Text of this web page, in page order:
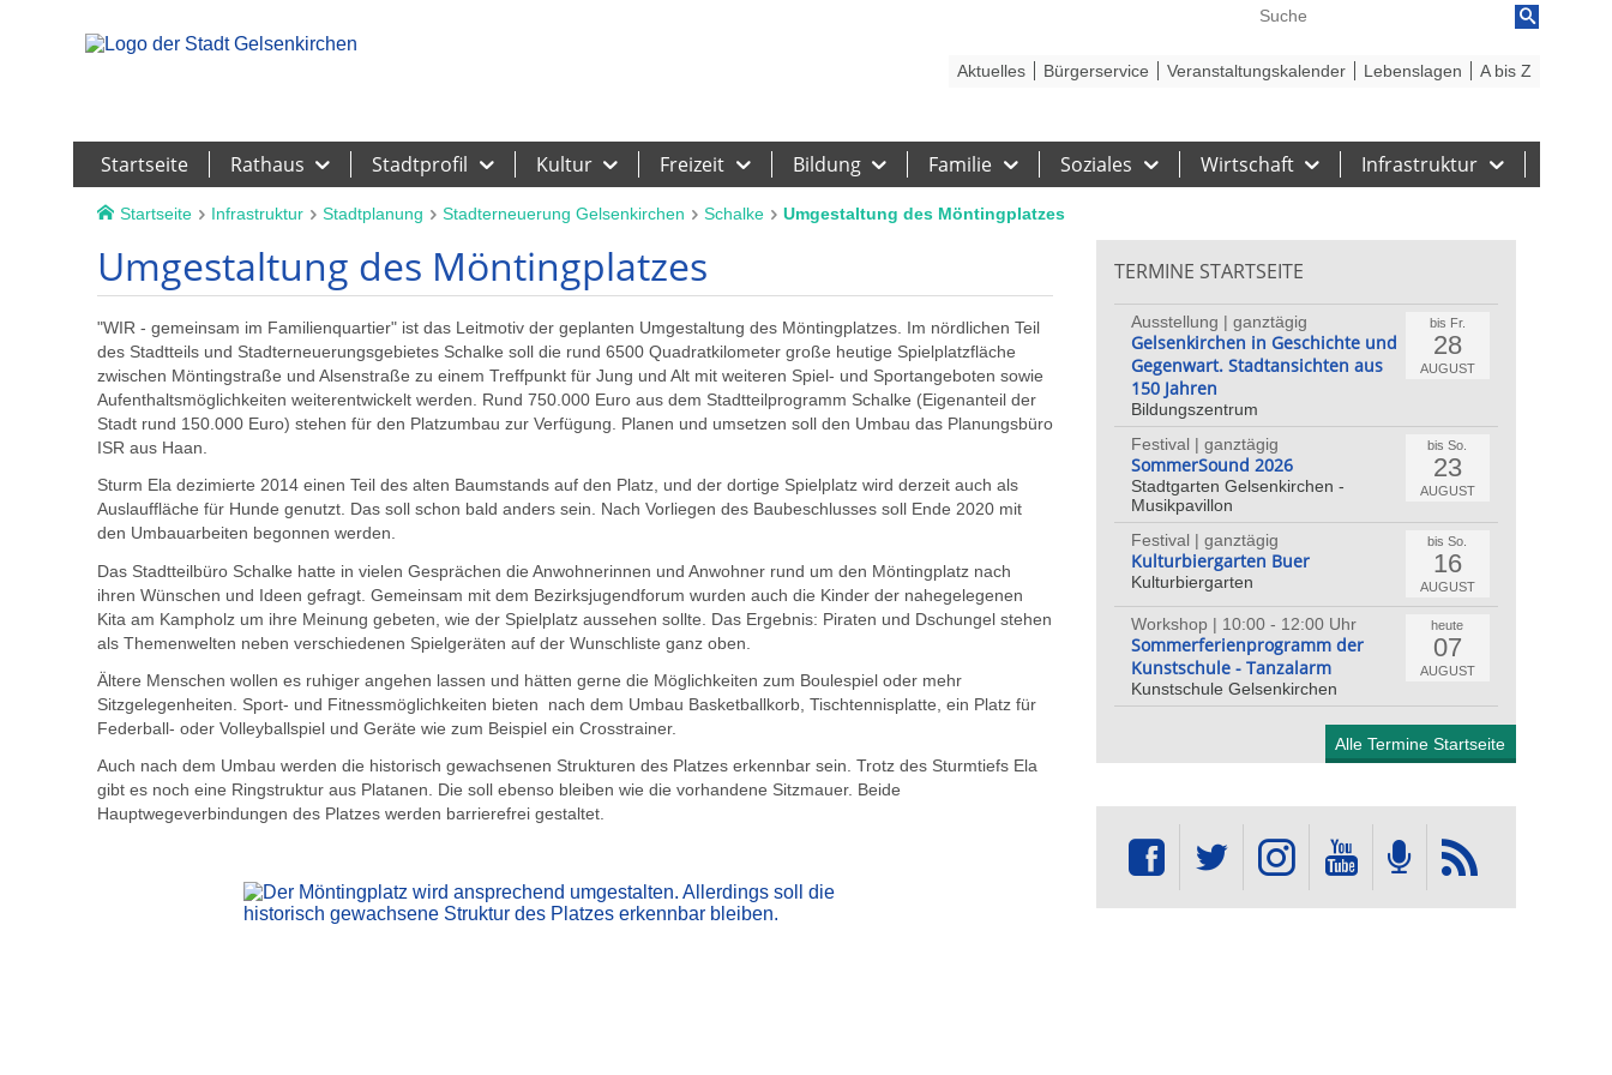
Startseite Rathaus Stadtprofil Kultur Freizeit Bildung Familie Soziales Wirtschaft Infrastruktur
Aktuelles Bürgerservice Veranstaltungskalender Lebenslagen A bis Z
Startseite Infrastruktur Stadtplanung Stadterneuerung Gelsenkirchen Schalke Umgestaltung des Möntingplatzes
Umgestaltung des Möntingplatzes
"WIR - gemeinsam im Familienquartier" ist das Leitmotiv der geplanten Umgestaltung des Möntingplatzes. Im nördlichen Teil
des Stadtteils und Stadterneuerungsgebietes Schalke soll die rund 6500 Quadratkilometer große heutige Spielplatzfläche
zwischen Möntingstraße und Alsenstraße zu einem Treffpunkt für Jung und Alt mit weiteren Spiel- und Sportangeboten sowie
Aufenthaltsmöglichkeiten weiterentwickelt werden. Rund 750.000 Euro aus dem Stadtteilprogramm Schalke (Eigenanteil der
Stadt rund 150.000 Euro) stehen für den Platzumbau zur Verfügung. Planen und umsetzen soll den Umbau das Planungsbüro
ISR aus Haan.
Sturm Ela dezimierte 2014 einen Teil des alten Baumstands auf den Platz, und der dortige Spielplatz wird derzeit auch als
Auslauffläche für Hunde genutzt. Das soll schon bald anders sein. Nach Vorliegen des Baubeschlusses soll Ende 2020 mit
den Umbauarbeiten begonnen werden.
Das Stadtteilbüro Schalke hatte in vielen Gesprächen die Anwohnerinnen und Anwohner rund um den Möntingplatz nach
ihren Wünschen und Ideen gefragt. Gemeinsam mit dem Bezirksjugendforum wurden auch die Kinder der nahegelegenen
Kita am Kampholz um ihre Meinung gebeten, wie der Spielplatz aussehen sollte. Das Ergebnis: Piraten und Dschungel stehen
als Themenwelten neben verschiedenen Spielgeräten auf der Wunschliste ganz oben.
Ältere Menschen wollen es ruhiger angehen lassen und hätten gerne die Möglichkeiten zum Boulespiel oder mehr
Sitzgelegenheiten. Sport- und Fitnessmöglichkeiten bieten nach dem Umbau Basketballkorb, Tischtennisplatte, ein Platz für
Federball- oder Volleyballspiel und Geräte wie zum Beispiel ein Crosstrainer.
Auch nach dem Umbau werden die historisch gewachsenen Strukturen des Platzes erkennbar sein. Trotz des Sturmtiefs Ela
gibt es noch eine Ringstruktur aus Platanen. Die soll ebenso bleiben wie die vorhandene Sitzmauer. Beide
Hauptwegeverbindungen des Platzes werden barrierefrei gestaltet.
TERMINE STARTSEITE
bis Fr.
28
AUGUST
Ausstellung | ganztägig
Gelsenkirchen in Geschichte und
Gegenwart. Stadtansichten aus
150 Jahren
Bildungszentrum
bis So.
23
AUGUST
Festival | ganztägig
SommerSound 2026
Stadtgarten Gelsenkirchen -
Musikpavillon
bis So.
16
AUGUST
Festival | ganztägig
Kulturbiergarten Buer
Kulturbiergarten
heute
07
AUGUST
Workshop | 10:00 - 12:00 Uhr
Sommerferienprogramm der
Kunstschule - Tanzalarm
Kunstschule Gelsenkirchen
Alle Termine Startseite